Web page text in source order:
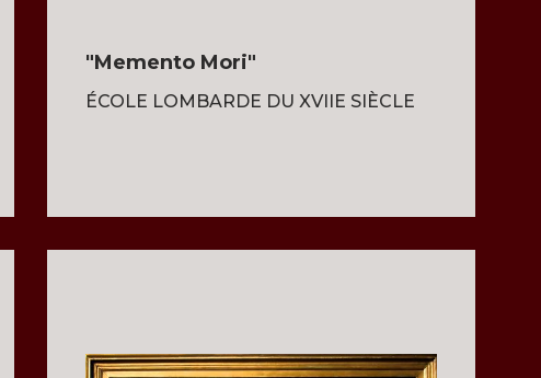
"Memento Mori"
ÉCOLE LOMBARDE DU XVIIE SIÈCLE